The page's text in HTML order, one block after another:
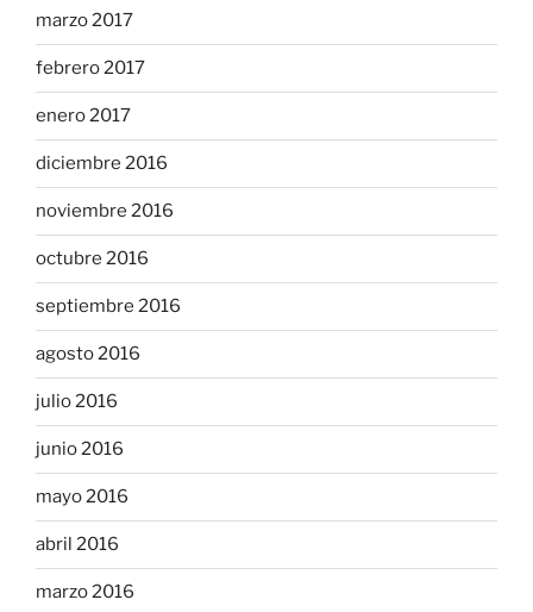
marzo 2017
febrero 2017
enero 2017
diciembre 2016
noviembre 2016
octubre 2016
septiembre 2016
agosto 2016
julio 2016
junio 2016
mayo 2016
abril 2016
marzo 2016